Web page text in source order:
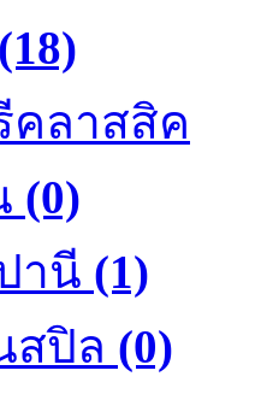
(18)
คลาสสิค
(0)
านี (1)
สปิล (0)